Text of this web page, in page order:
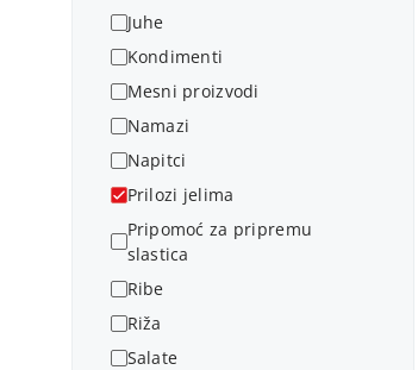
Juhe
Kondimenti
Mesni proizvodi
Namazi
Napitci
Prilozi jelima
Pripomoć za pripremu
slastica
Ribe
Riža
Salate